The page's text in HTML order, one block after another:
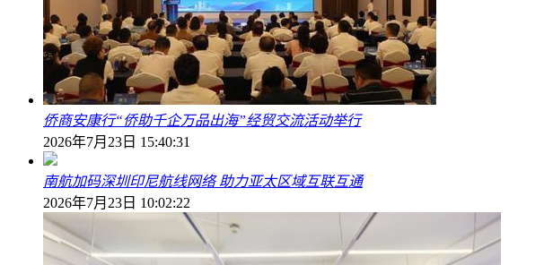
侨商安康行“侨助千企万品出海”经贸交流活动举行
2026年7月23日 15:40:31
南航加码深圳印尼航线网络 助力亚太区域互联互通
2026年7月23日 10:02:22